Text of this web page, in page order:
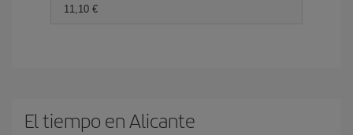
11,10 €
El tiempo en Alicante